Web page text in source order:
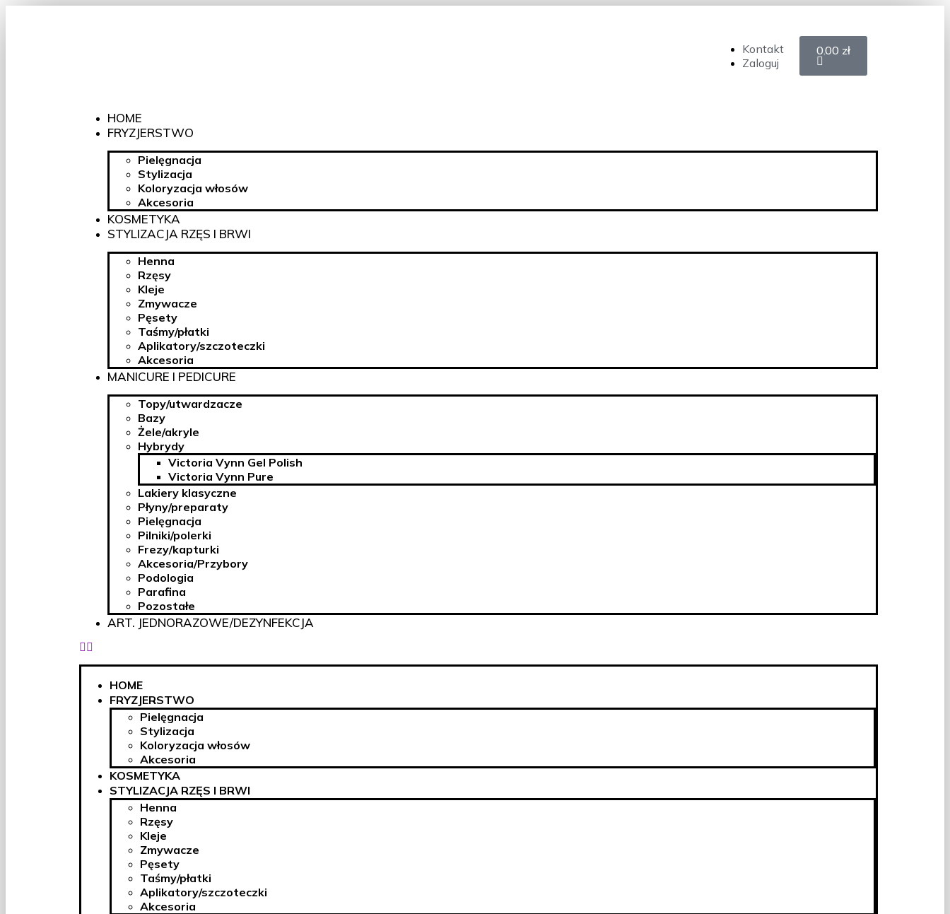
Kontakt
Zaloguj
0.00 zł
HOME
FRYZJERSTWO
Pielęgnacja
Stylizacja
Koloryzacja włosów
Akcesoria
KOSMETYKA
STYLIZACJA RZĘS I BRWI
Henna
Rzęsy
Kleje
Zmywacze
Pęsety
Taśmy/płatki
Aplikatory/szczoteczki
Akcesoria
MANICURE I PEDICURE
Topy/utwardzacze
Bazy
Żele/akryle
Hybrydy
Victoria Vynn Gel Polish
Victoria Vynn Pure
Lakiery klasyczne
Płyny/preparaty
Pielęgnacja
Pilniki/polerki
Frezy/kapturki
Akcesoria/Przybory
Podologia
Parafina
Pozostałe
ART. JEDNORAZOWE/DEZYNFEKCJA
HOME
FRYZJERSTWO
Pielęgnacja
Stylizacja
Koloryzacja włosów
Akcesoria
KOSMETYKA
STYLIZACJA RZĘS I BRWI
Henna
Rzęsy
Kleje
Zmywacze
Pęsety
Taśmy/płatki
Aplikatory/szczoteczki
Akcesoria